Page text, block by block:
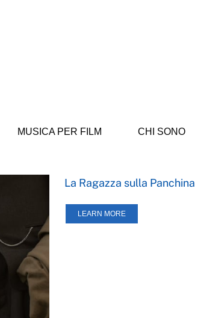
MUSICA PER FILM CHI SONO
La Ragazza sulla Panchina
LEARN MORE